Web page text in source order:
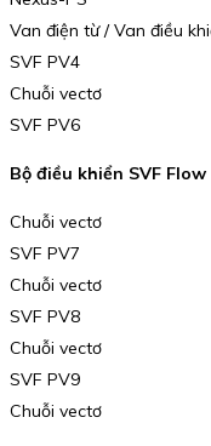
Van điện từ / Van điều
SVF PV4
Chuỗi vectơ
SVF PV6
Bộ điều khiển SVF
Chuỗi vectơ
SVF PV7
Chuỗi vectơ
SVF PV8
Chuỗi vectơ
SVF PV9
Chuỗi vectơ